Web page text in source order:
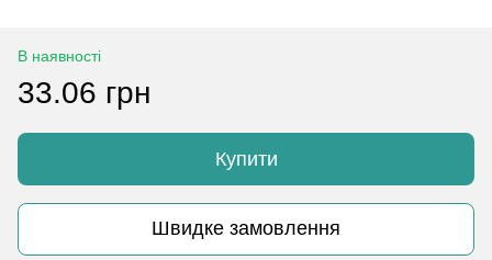
В наявності
33.06 грн
Купити
Швидке замовлення